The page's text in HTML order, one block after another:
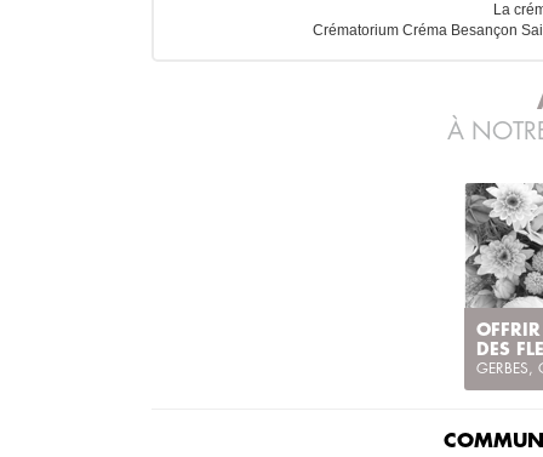
La
Crématorium Créma Besançon
À
OFFRIR
DES
GERBES,